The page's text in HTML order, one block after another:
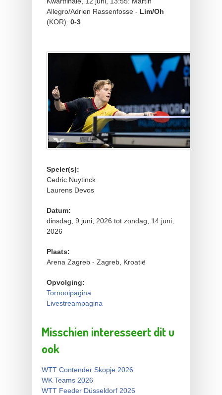
Allegro/Adrien Rassenfosse - Lim/Oh
(KOR): 0-3
Speler(s):
Cedric Nuytinck
Laurens Devos
Datum:
dinsdag, 9 juni, 2026 tot zondag, 14 juni,
2026
Plaats:
Arena Zagreb - Zagreb, Kroatië
Opvolging:
Tornooipagina
Livestreampagina
Misschien interesseert dit u
ook
WTT Contender Skopje 2026
WK Teams 2026
WTT Feeder Düsseldorf 2026